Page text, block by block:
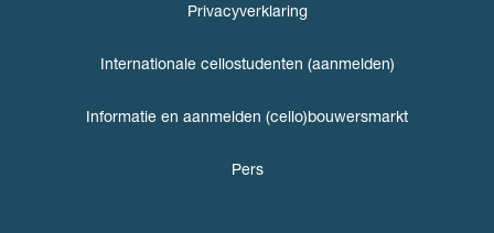
Privacyverklaring
Internationale cellostudenten (aanmelden)
Informatie en aanmelden (cello)bouwersmarkt
Pers